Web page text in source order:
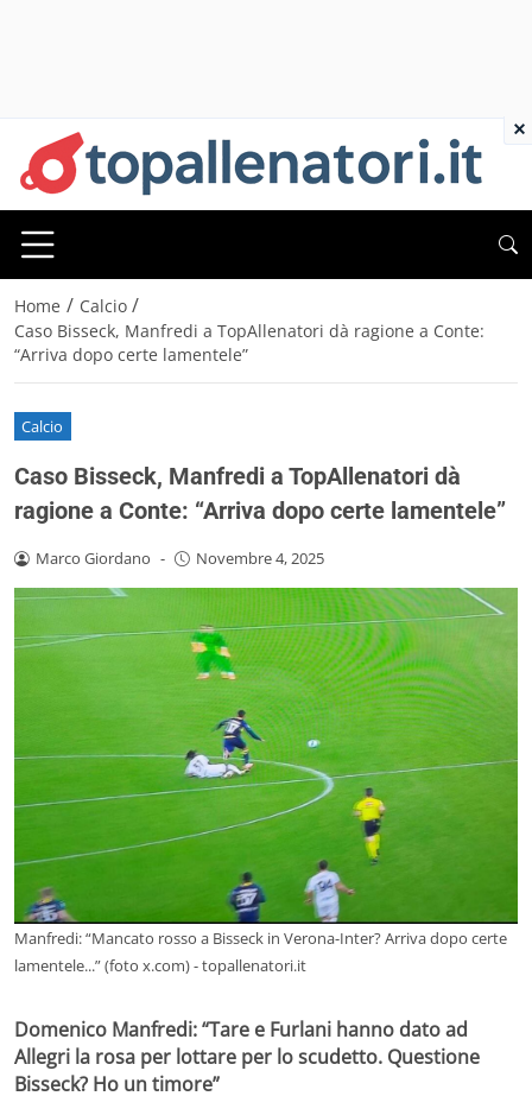
Home / Calcio /
Caso Bisseck, Manfredi a TopAllenatori dà ragione a Conte:
“Arriva dopo certe lamentele”
Calcio
Caso Bisseck, Manfredi a TopAllenatori dà
ragione a Conte: “Arriva dopo certe lamentele”
Marco Giordano - Novembre 4, 2025
Manfredi: “Mancato rosso a Bisseck in Verona-Inter? Arriva dopo certe
lamentele...” (foto x.com) - topallenatori.it
Domenico Manfredi: “Tare e Furlani hanno dato ad
Allegri la rosa per lottare per lo scudetto. Questione
Bisseck? Ho un timore”
×